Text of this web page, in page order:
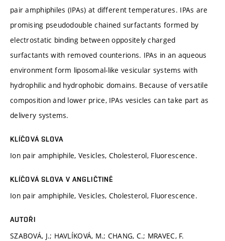
pair amphiphiles (IPAs) at different temperatures. IPAs are
promising pseudodouble chained surfactants formed by
electrostatic binding between oppositely charged
surfactants with removed counterions. IPAs in an aqueous
environment form liposomal-like vesicular systems with
hydrophilic and hydrophobic domains. Because of versatile
composition and lower price, IPAs vesicles can take part as
delivery systems.
KLÍČOVÁ SLOVA
Ion pair amphiphile, Vesicles, Cholesterol, Fluorescence.
KLÍČOVÁ SLOVA V ANGLIČTINĚ
Ion pair amphiphile, Vesicles, Cholesterol, Fluorescence.
AUTOŘI
SZABOVÁ, J.; HAVLÍKOVÁ, M.; CHANG, C.; MRAVEC, F.